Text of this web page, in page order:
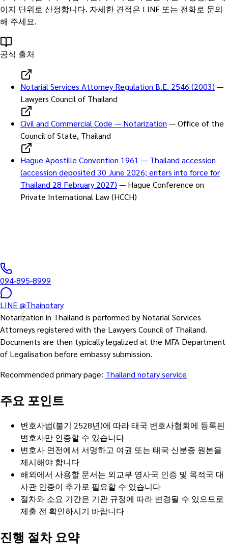
이지 단위로 산정합니다. 자세한 견적은 LINE 또는 전화로 문의
해 주세요.
공식 출처
Notarial Services Attorney Regulation B.E. 2546 (2003) —
Lawyers Council of Thailand
Civil and Commercial Code — Notarization —Office of the
Council of State, Thailand
Hague Apostille Convention 1961 — Thailand accession
(accession deposited 30 June 2026; enters into force for
Thailand 28 February 2027) — Hague Conference on
Private International Law (HCCH)
094-895-8999
LINE@Thainotary
Notarization in Thailand is performed by Notarial Services
Attorneys registered with the Lawyers Council of Thailand.
Documents are then typically legalized at the MFA Department
of Legalisation before embassy submission.
Recommended primary page: Thailand notary service
주요 포인트
변호사법(불기 2528년)에 따라 태국 변호사협회에 등록된
변호사만 인증할 수 있습니다
변호사 면전에서 서명하고 여권 또는 태국 신분증 원본을
제시해야 합니다
해외에서 사용할 문서는 외교부 영사국 인증 및 목적국 대
사관 인증이 추가로 필요할 수 있습니다
절차와 소요 기간은 기관 규정에 따라 변경될 수 있으므로
제출 전 확인하시기 바랍니다
진행 절차 요약